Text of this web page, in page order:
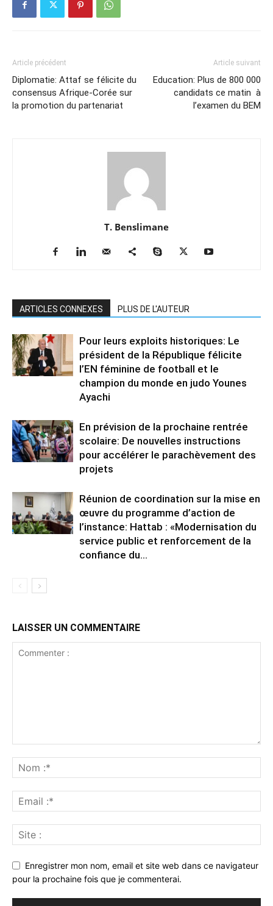
Article précédent
Diplomatie: Attaf se félicite du
consensus Afrique-Corée sur
la promotion du partenariat
Article suivant
Education: Plus de 800 000
candidats ce matin à
l’examen du BEM
T. Benslimane
ARTICLES CONNEXES PLUS DE L'AUTEUR
Pour leurs exploits historiques: Le
président de la République félicite
l’EN féminine de football et le
champion du monde en judo Younes
Ayachi
En prévision de la prochaine rentrée
scolaire: De nouvelles instructions
pour accélérer le parachèvement des
projets
Réunion de coordination sur la mise en
œuvre du programme d’action de
l’instance: Hattab : «Modernisation du
service public et renforcement de la
confiance du...
LAISSER UN COMMENTAIRE
Enregistrer mon nom, email et site web dans ce navigateur
pour la prochaine fois que je commenterai.